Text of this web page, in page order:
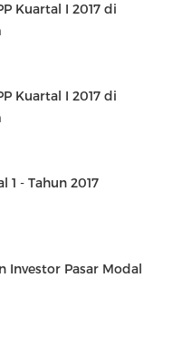
Kuartal I 2017 di
Kuartal I 2017 di
1 - Tahun 2017
Investor Pasar Modal